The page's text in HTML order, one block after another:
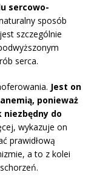
sercowo-
sposób
szczególnie
serca.
Jest on
ponieważ
niezbędny do
wykazuje on
prawidłową
a to z kolei